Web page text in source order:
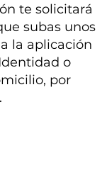
te solicitará
subas unos
la aplicación
o
por